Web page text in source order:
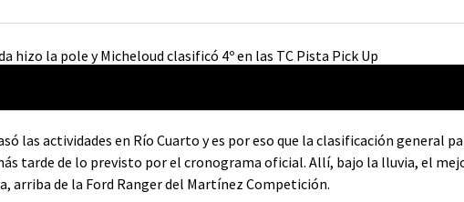
las actividades en Río Cuarto y es por eso que la clasificación general
tarde de lo previsto por el cronograma oficial. Allí, bajo la lluvia, el
arriba de la Ford Ranger del Martínez Competición.